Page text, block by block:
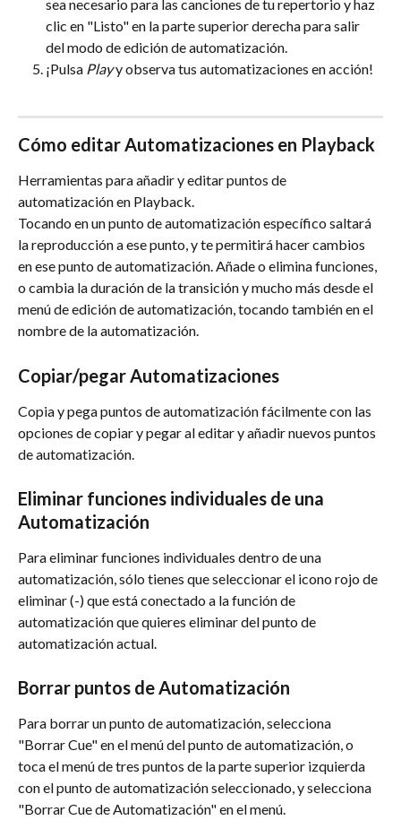
sea necesario para las canciones de tu repertorio y haz
clic en "Listo" en la parte superior derecha para salir
del modo de edición de automatización.
¡Pulsa Play y observa tus automatizaciones en acción!
Cómo editar Automatizaciones en Playback
Herramientas para añadir y editar puntos de
automatización en Playback.
Tocando en un punto de automatización específico saltará
la reproducción a ese punto, y te permitirá hacer cambios
en ese punto de automatización. Añade o elimina funciones,
o cambia la duración de la transición y mucho más desde el
menú de edición de automatización, tocando también en el
nombre de la automatización.
Copiar/pegar Automatizaciones
Copia y pega puntos de automatización fácilmente con las
opciones de copiar y pegar al editar y añadir nuevos puntos
de automatización.
Eliminar funciones individuales de una
Automatización
Para eliminar funciones individuales dentro de una
automatización, sólo tienes que seleccionar el icono rojo de
eliminar (-) que está conectado a la función de
automatización que quieres eliminar del punto de
automatización actual.
Borrar puntos de Automatización
Para borrar un punto de automatización, selecciona
"Borrar Cue" en el menú del punto de automatización, o
toca el menú de tres puntos de la parte superior izquierda
con el punto de automatización seleccionado, y selecciona
"Borrar Cue de Automatización" en el menú.